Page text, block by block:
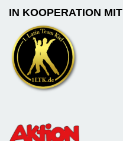
IN KOOPERATION MIT